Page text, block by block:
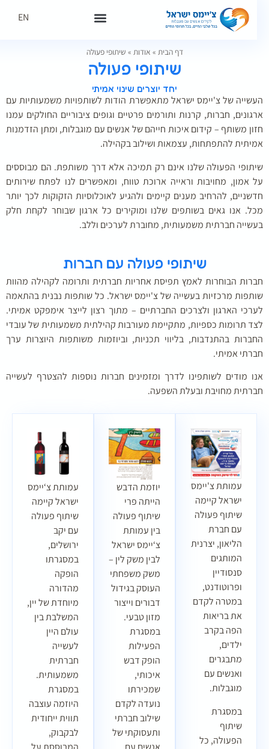
דף הבית»אודות»שיתופי פעולה
שיתופי פעולה
יחד יוצרים שינוי אמיתי
של צ'יימס ישראל מתאפשרת הודות לשותפויות משמעותיות עם
חברות, קרנות ותורמים פרטיים וגופים ציבוריים החולקים עמנו
משותף – קידום איכות חייהם של אנשים עם מוגבלות, ומתן הזדמנות
להתפתחות, עצמאות ושילוב בקהילה.
הפעולה שלנו אינם רק תמיכה אלא דרך משותפת. הם מבוססים
אמון, מחויבות וראייה ארוכת טווח, ומאפשרים לנו לפתח שירותים
להרחיב מענים קיימים ולהגיע לאוכלוסיות הזקוקות לכך יותר
אנו גאים בשותפים שלנו ומוקירים כל ארגון שבוחר לקחת חלק
חברתית משמעותית, מחוברת לערכים וללב.
שיתופי פעולה עם חברות
הבוחרות לאמץ תפיסת אחריות חברתית ותרומה לקהילה מהוות
מרכזיות בעשייה של צ'יימס ישראל. כל שותפות נבנית בהתאמה
הארגון ולצרכים החברתיים – מתוך רצון לייצר אימפקט אמיתי.
תרומות כספיות, מתקיימת מעורבות קהילתית משמעותית של עובדי
בהתנדבות, בליווי תכניות, וביוזמות משותפות היוצרות ערך
אמיתי.
מודים לשותפינו לדרך ומזמינים חברות נוספות להצטרף לעשייה
מחויבת ובעלת השפעה.
עמותת צ'יימס
ישראל קיימה
שיתוף פעולה
עם חברת
הליאון, יצרנית
המותגים
סנסודיין
ופרוטודנט,
במטרה לקדם
את בריאות
הפה בקרב
ילדים,
מתבגרים
ואנשים עם
מוגבלות.
במסגרת
שיתוף
הפעולה, כל
יוזמת הדבש
הייתה פרי
שיתוף פעולה
בין עמותת
צ‘יימס ישראל
לבין משק לין –
משק משפחתי
העוסק בגידול
דבורים וייצור
מזון טבעי.
במסגרת
הפעילות
הופק דבש
איכותי,
שמכירתו
נועדה לקדם
שילוב חברתי
ותעסוקתי של
עמותת צ‘יימס
ישראל קיימה
שיתוף פעולה
עם יקב
ירושלים,
במסגרתו
הופקה
מהדורה
מיוחדת של יין,
המשלבת בין
עולם היין
לעשייה
חברתית
משמעותית.
במסגרת
היוזמה עוצבה
תווית ייחודית
לבקבוק,